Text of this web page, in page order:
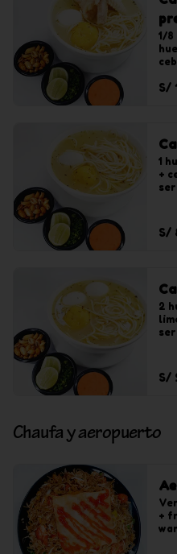
1/8
S/
1
+
S/
2
S/
Chaufa y aeropuerto
+